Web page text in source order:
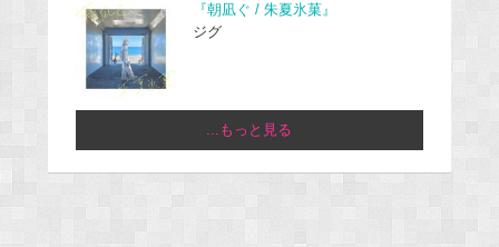
『朝凪ぐ / 朱夏氷菓』
ジグ
...もっと見る